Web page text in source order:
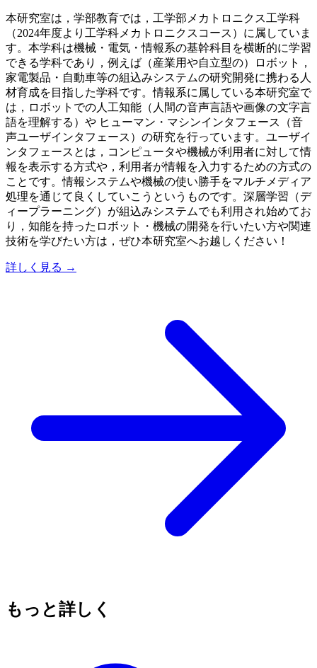
本研究室は，学部教育では，工学部メカトロニクス工学科
（2024年度より工学科メカトロニクスコース）に属していま
す。本学科は機械・電気・情報系の基幹科目を横断的に学習
できる学科であり，例えば（産業用や自立型の）ロボット，
家電製品・自動車等の組込みシステムの研究開発に携わる人
材育成を目指した学科です。情報系に属している本研究室で
は，ロボットでの人工知能（人間の音声言語や画像の文字言
語を理解する）や ヒューマン・マシンインタフェース（音
声ユーザインタフェース）の研究を行っています。ユーザイ
ンタフェースとは，コンピュータや機械が利用者に対して情
報を表示する方式や，利用者が情報を入力するための方式の
ことです。情報システムや機械の使い勝手をマルチメディア
処理を通じて良くしていこうというものです。深層学習（デ
ィープラーニング）が組込みシステムでも利用され始めてお
り，知能を持ったロボット・機械の開発を行いたい方や関連
技術を学びたい方は，ぜひ本研究室へお越しください！
詳しく見る →
もっと詳しく